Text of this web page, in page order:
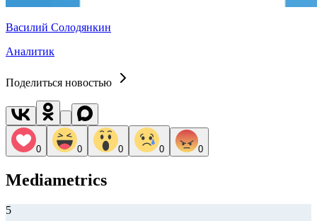
Василий Солодянкин
Аналитик
Поделиться новостью
0 0 0 0 0
Mediametrics
5